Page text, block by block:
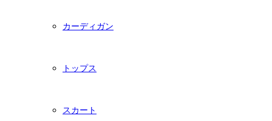
カーディガン
トップス
スカート